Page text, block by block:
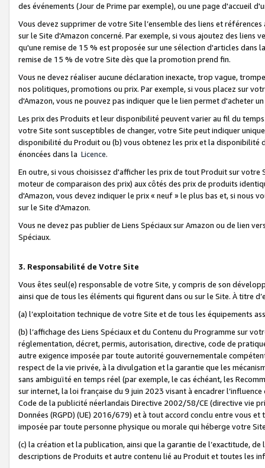
des événements (Jour de Prime par exemple), ou une page d'accueil
Vous devez supprimer de votre Site l’ensemble des liens et
sur le Site d'Amazon concerné. Par exemple, si vous ajoutez des
qu'une remise de 15 % est proposée sur une sélection d'articles
remise de 15 % de votre Site dès que la promotion prend fin.
Vous ne devez réaliser aucune déclaration inexacte, trop vague,
nos politiques, promotions ou prix. Par exemple, si vous placez sur
d'Amazon, vous ne pouvez pas indiquer que le lien permet d'acheter
Les prix des Produits et leur disponibilité peuvent varier au fil du
votre Site sont susceptibles de changer, votre Site peut indiquer
disponibilité du Produit ou (b) vous obtenez les prix et la disponibilité
énoncées dans la Licence.
En outre, si vous choisissez d'afficher les prix de tout Produit sur
moteur de comparaison des prix) aux côtés des prix de produits
d'Amazon, vous devez indiquer le prix « neuf » le plus bas et, si nous
sur le Site d'Amazon.
Vous ne devez pas publier de Liens Spéciaux sur Amazon ou de lien
Spéciaux.
3. Responsabilité de Votre Site
Vous êtes seul(e) responsable de votre Site, y compris de son
ainsi que de tous les éléments qui figurent dans ou sur le Site. À titre
(a) l’exploitation technique de votre Site et de tous les équipements
(b) l’affichage des Liens Spéciaux et du Contenu du Programme sur
réglementation, décret, permis, autorisation, directive, code de
autre exigence imposée par toute autorité gouvernementale
respect de la vie privée, à la divulgation et la garantie que les
sans ambiguïté en temps réel (par exemple, le cas échéant, les
sur internet, la loi française du 9 juin 2023 visant à encadrer
Code de la publicité néerlandais Directive 2002/58/CE (directive vie
Données (RGPD) (UE) 2016/679) et à tout accord conclu entre vous
imposée par toute personne physique ou morale qui héberge votre
(c) la création et la publication, ainsi que la garantie de l’exactitude,
descriptions de Produits et autre contenu lié au Produit et toutes les